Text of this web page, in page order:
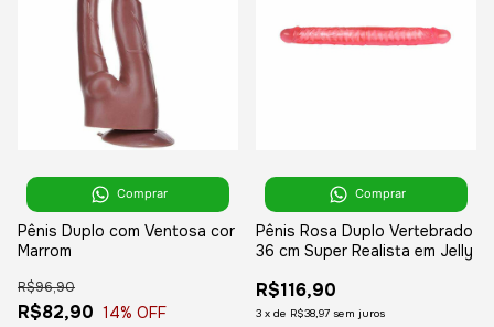
Comprar
Pênis Duplo com Ventosa cor
Marrom
R$82,90
R$96,90
14% OFF
Comprar
Pênis Rosa Duplo Vertebrado
36 cm Super Realista em Jelly
R$116,90
3 x de R$38,97 sem juros